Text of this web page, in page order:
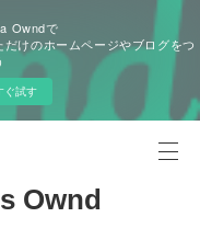
Owndで
だけのホームページやブログをつ
ぐ試す
Ownd